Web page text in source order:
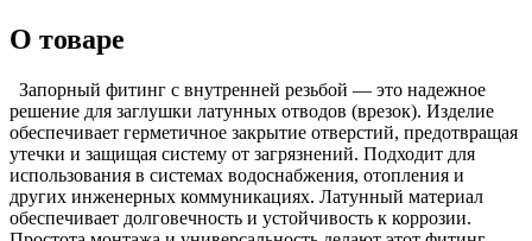
О товаре
Запорный фитинг с внутренней резьбой — это надежное
решение для заглушки латунных отводов (врезок). Изделие
обеспечивает герметичное закрытие отверстий, предотвращая
утечки и защищая систему от загрязнений. Подходит для
использования в системах водоснабжения, отопления и
других инженерных коммуникациях. Латунный материал
обеспечивает долговечность и устойчивость к коррозии.